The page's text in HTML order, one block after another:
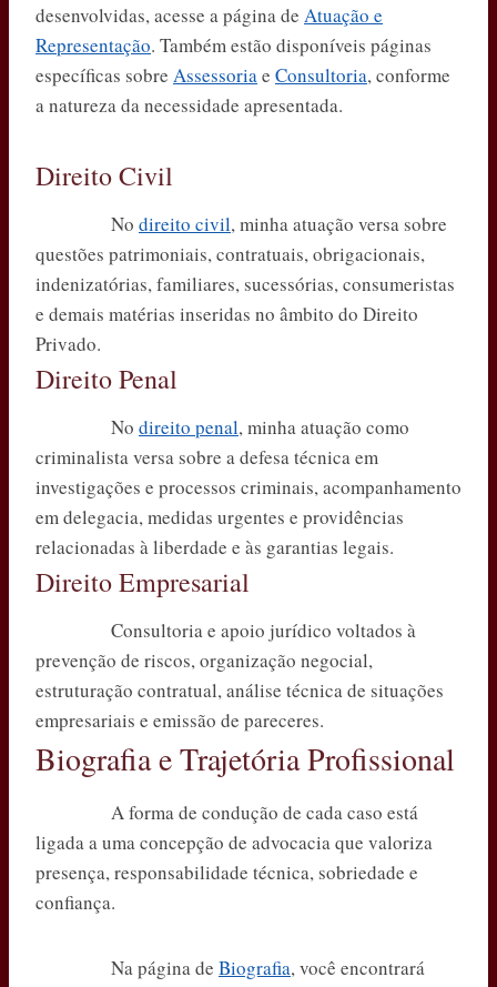
desenvolvidas, acesse a página de Atuação e
Representação. Também estão disponíveis páginas
específicas sobre Assessoriae Consultoria, conforme
a natureza da necessidade apresentada.
Direito Civil
No direito civil, minha atuação versa sobre
questões patrimoniais, contratuais, obrigacionais,
indenizatórias, familiares, sucessórias, consumeristas
e demais matérias inseridas no âmbito do Direito
Privado.
Direito Penal
No direito penal, minha atuação como
criminalista versa sobre a defesa técnica em
investigações e processos criminais, acompanhamento
em delegacia, medidas urgentes e providências
relacionadas à liberdade e às garantias legais.
Direito Empresarial
Consultoria e apoio jurídico voltados à
prevenção de riscos, organização negocial,
estruturação contratual, análise técnica de situações
empresariais e emissão de pareceres.
Biografia e Trajetória Profissional
A forma de condução de cada caso está
ligada a uma concepção de advocacia que valoriza
presença, responsabilidade técnica, sobriedade e
confiança.
Na página de Biografia, você encontrará